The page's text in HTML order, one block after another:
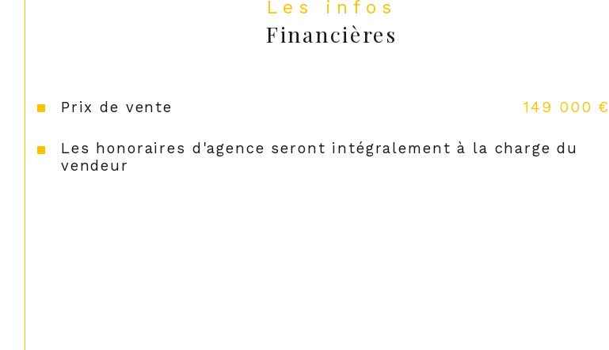
Les infos
Financières
Prix de vente 149 000 €
Les honoraires d'agence seront intégralement à la charge du
vendeur